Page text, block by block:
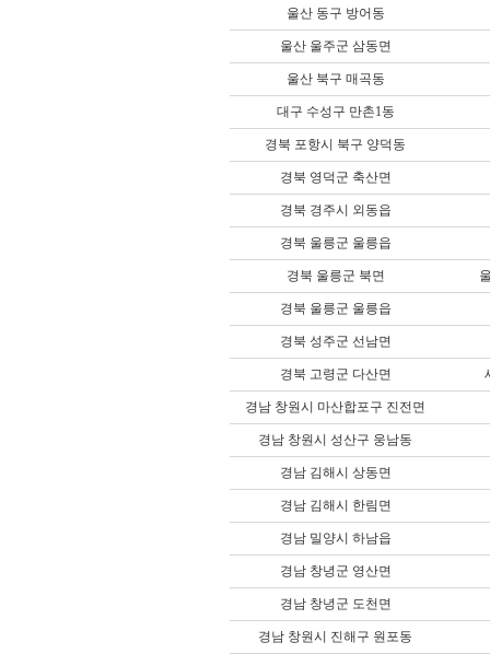
울산 동구 방어동
울산 울주군 삼동면
울산 북구 매곡동
대구 수성구 만촌1동
경북 포항시 북구 양덕동
경북 영덕군 축산면
경북 경주시 외동읍
경북 울릉군 울릉읍
경북 울릉군 북면
경북 울릉군 울릉읍
경북 성주군 선남면
경북 고령군 다산면
경남 창원시 마산합포구 진전면
경남 창원시 성산구 웅남동
경남 김해시 상동면
경남 김해시 한림면
경남 밀양시 하남읍
경남 창녕군 영산면
경남 창녕군 도천면
경남 창원시 진해구 원포동